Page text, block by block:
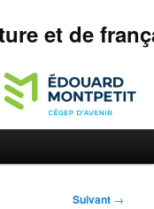
et de
Suivant →